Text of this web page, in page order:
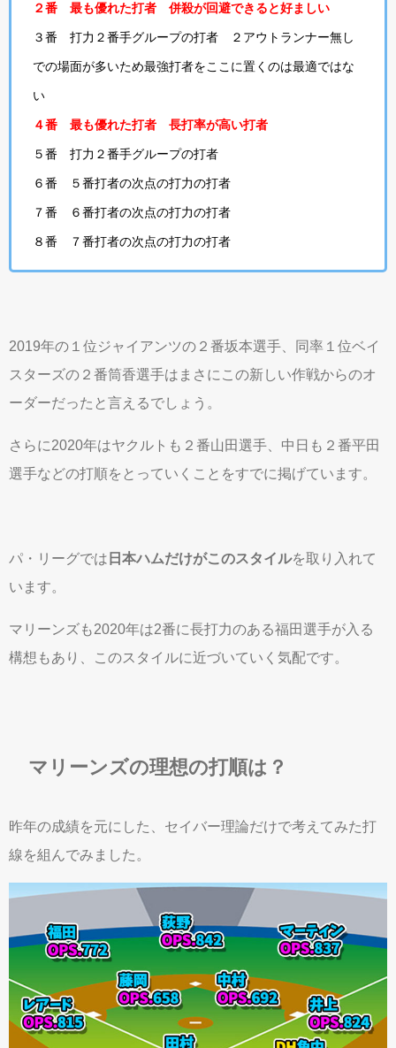
２番 最も優れた打者 併殺が回避できると好ましい
３番 打力２番手グループの打者 ２アウトランナー無し
での場面が多いため最強打者をここに置くのは最適ではな
い
４番 最も優れた打者 長打率が高い打者
５番 打力２番手グループの打者
６番 ５番打者の次点の打力の打者
７番 ６番打者の次点の打力の打者
８番 ７番打者の次点の打力の打者
2019年の１位ジャイアンツの２番坂本選手、同率１位ベイ
スターズの２番筒香選手はまさにこの新しい作戦からのオ
ーダーだったと言えるでしょう。
さらに2020年はヤクルトも２番山田選手、中日も２番平田
選手などの打順をとっていくことをすでに掲げています。
パ・リーグでは 日本ハムだけがこのスタイルを取り入れて
います。
マリーンズも2020年は2番に長打力のある福田選手が入る
構想もあり、このスタイルに近づいていく気配です。
マリーンズの理想の打順は？
昨年の成績を元にした、セイバー理論だけで考えてみた打
線を組んでみました。